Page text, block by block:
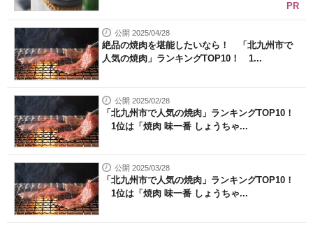
建設×テクノロジーの最前線
ちょっと気になるネットの話題
PR
公開 2025/04/28
絶品の焼肉を堪能したいなら！ 「北九州市で
人気の焼肉」ランキングTOP10！ 1...
公開 2025/02/28
「北九州市で人気の焼肉」ランキングTOP10！
1位は「焼肉 味一番 しょうちゃ...
公開 2025/03/28
「北九州市で人気の焼肉」ランキングTOP10！
1位は「焼肉 味一番 しょうちゃ...